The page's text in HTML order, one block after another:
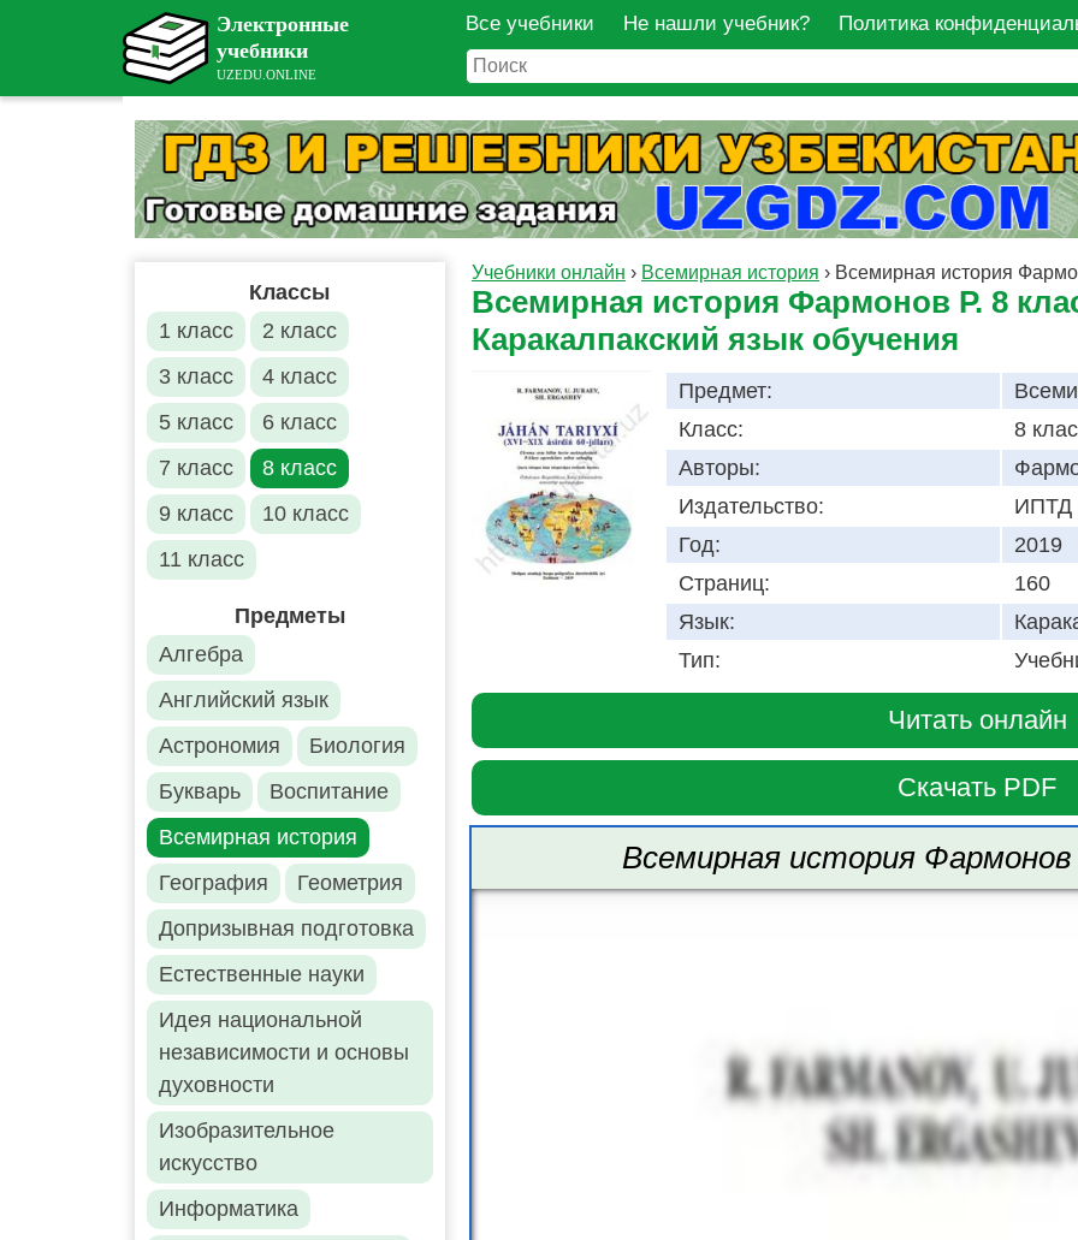
Все учебники Не нашли учебник? Политика
Классы
1 класс
2 класс
3 класс
4 класс
5 класс
6 класс
7 класс
8 класс
9 класс
10 класс
11 класс
Предметы
Алгебра
Английский язык
Астрономия
Биология
Букварь
Воспитание
Всемирная история
География
Геометрия
Допризывная подготовка
Естественные науки
Идея национальной
независимости и основы
духовности
Изобразительное
искусство
Информатика
Учебники онлайн › Всемирная история › Всемирная история
Всемирная история Фармонов Р. 8
Каракалпакский язык обучения
Предмет:
Класс:
8
Авторы:
Издательство:
ИПТД
Год:
2019
Страниц:
160
Язык:
Тип:
Читать онлайн
Скачать PDF
Всемирная история Фармонов